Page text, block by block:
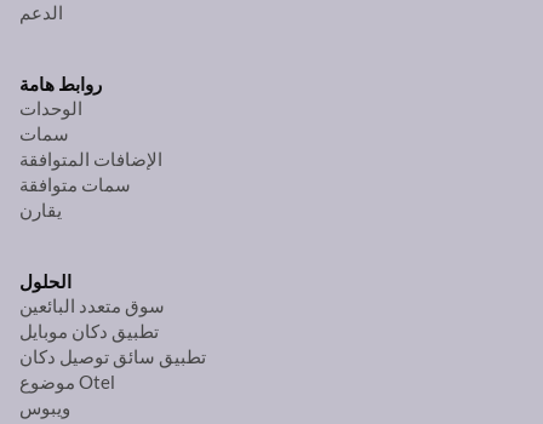
الدعم
روابط هامة
الوحدات
سمات
الإضافات المتوافقة
سمات متوافقة
يقارن
الحلول
سوق متعدد البائعين
تطبيق دكان موبايل
تطبيق سائق توصيل دكان
موضوع Otel
ويبوس